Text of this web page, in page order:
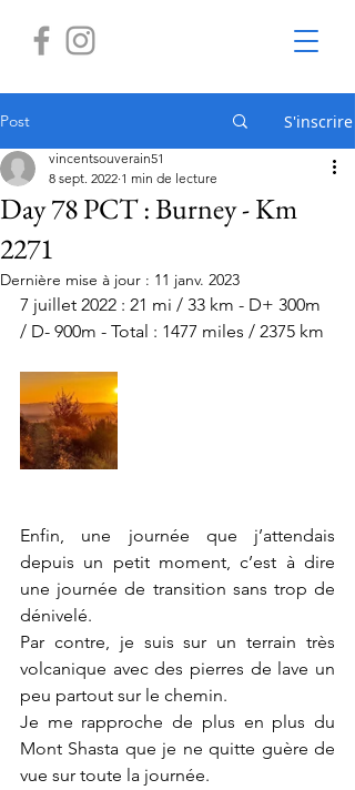
Post S'inscrire
Day 78 PCT : Burney - Km
2271
vincentsouverain51
8 sept. 2022 1 min de lecture
Dernière mise à jour : 11 janv. 2023
7 juillet 2022 : 21 mi / 33 km - D+ 300m
/ D- 900m - Total : 1477 miles / 2375 km
Enfin, une journée que j’attendais
depuis un petit moment, c’est à dire
une journée de transition sans trop de
dénivelé.
Par contre, je suis sur un terrain très
volcanique avec des pierres de lave un
peu partout sur le chemin.
Je me rapproche de plus en plus du
Mont Shasta que je ne quitte guère de
vue sur toute la journée.